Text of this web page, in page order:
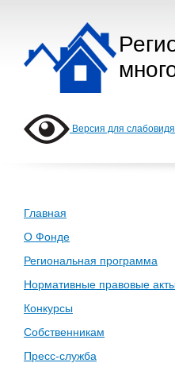
Версия для
Главная
О Фонде
Региональная программа
Нормативные правовые
Конкурсы
Собственникам
Пресс-служба